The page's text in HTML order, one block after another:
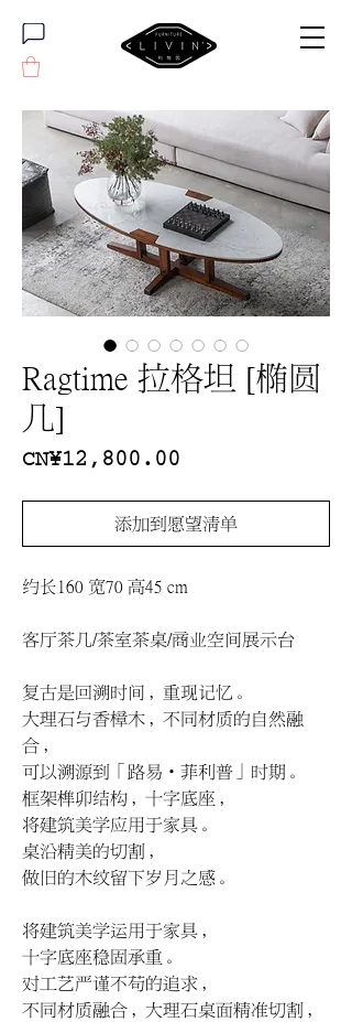
Ragtime 拉格坦 [椭圆
几]
CN¥12,800.00
添加到愿望清单
约长160 宽70 高45 cm
客厅茶几/茶室茶桌/商业空间展示台
复古是回溯时间，重现记忆。
大理石与香樟木，不同材质的自然融
合，
可以溯源到「路易•菲利普」时期。
框架榫卯结构，十字底座，
将建筑美学应用于家具。
桌沿精美的切割，
做旧的木纹留下岁月之感。
将建筑美学运用于家具，
十字底座稳固承重。
对工艺严谨不苟的追求，
不同材质融合，大理石桌面精准切割，